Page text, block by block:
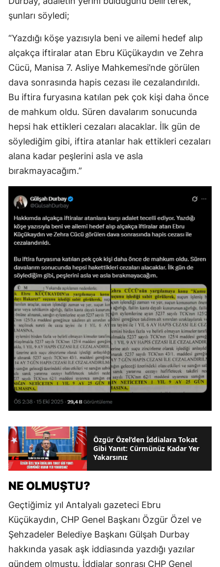
şunları söyledi;
“Yazdığı köşe yazısıyla beni ve ailemi hedef alıp
alçakça iftiralar atan Ebru Küçükaydın ve Zehra
Cücü, Manisa 7. Asliye Mahkemesi’nde görülen
dava sonrasında hapis cezası ile cezalandırıldı.
Bu iftira furyasına katılan pek çok kişi daha önce
de mahkum oldu. Süren davalarım sonucunda
hepsi hak ettikleri cezaları alacaklar. İlk gün de
söylediğim gibi, iftira atanlar hak ettikleri cezaları
alana kadar peşlerini asla ve asla
bırakmayacağım.”
Özgür Özel’den İddialara Tokat
Gibi Yanıt: Cürmünüz Kadar Yer
Yakarsınız
NE OLMUŞTU?
Geçtiğimiz yıl Antalyalı gazeteci Ebru
Küçükaydın, CHP Genel Başkanı Özgür Özel ve
Şehzadeler Belediye Başkanı Gülşah Durbay
hakkında yasak aşk iddiasında yazdığı yazılar
gündem olmuştu. İddialar sonrası CHP Genel